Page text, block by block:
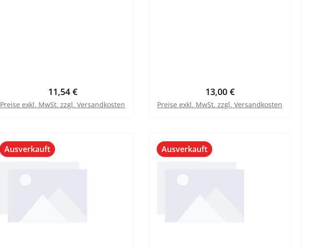
Regulärer Preis:
11,54 €
Preise exkl. MwSt. zzgl. Versandkosten
Regulärer Preis:
13,00 €
Preise exkl. MwSt. zzgl. Versandkosten
Ausverkauft Ausverkauft